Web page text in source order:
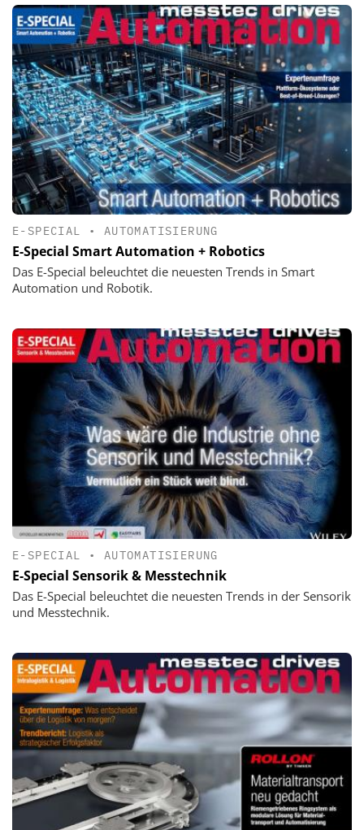
E-SPECIAL • AUTOMATISIERUNG
E-Special Smart Automation + Robotics
Das E-Special beleuchtet die neuesten Trends in Smart
Automation und Robotik.
E-SPECIAL • AUTOMATISIERUNG
E-Special Sensorik & Messtechnik
Das E-Special beleuchtet die neuesten Trends in der Sensorik
und Messtechnik.